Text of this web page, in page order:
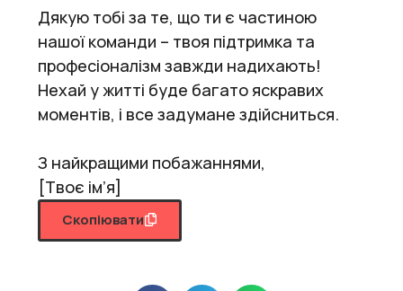
Дякую тобі за те, що ти є частиною
нашої команди – твоя підтримка та
професіоналізм завжди надихають!
Нехай у житті буде багато яскравих
моментів, і все задумане здійсниться.
З найкращими побажаннями,
[Твоє ім’я]
Скопіювати